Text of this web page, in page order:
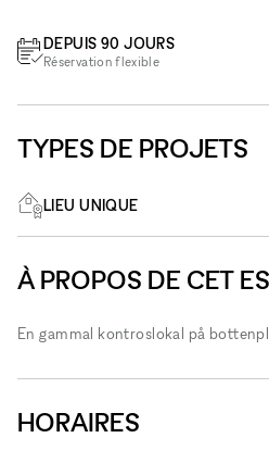
DEPUIS 90 JOURS
Réservation flexible
TYPES DE PROJETS
LIEU UNIQUE
À PROPOS DE CET
En gammal kontroslokal på
HORAIRES